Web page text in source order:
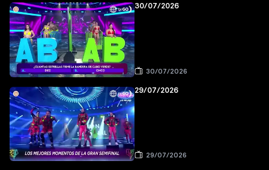
30/07/2026
30/07/2026
29/07/2026
29/07/2026